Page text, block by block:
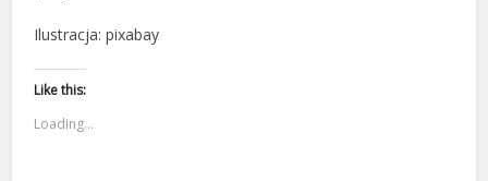
Ilustracja: pixabay
Like this:
Loading...